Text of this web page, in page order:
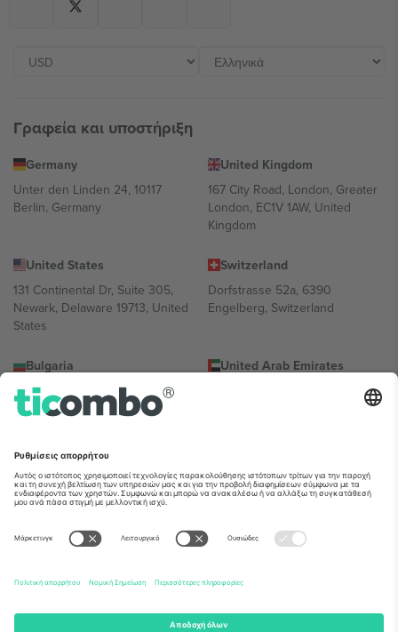
Γραφεία και υποστήριξη
Germany
Unter den Linden 24, 10117
Berlin, Germany
United Kingdom
167 City Road, London, Greater
London, EC1V 1AW, United
Kingdom
United States
131 Continental Dr, Suite 305,
Newark, Delaware 19713, United
States
Switzerland
Dorfstrasse 52a, 6390
Engelberg, Switzerland
Bulgaria
Regus Sofia City West, bul
Totleben 53-55, 1606 Sofia,
United Arab Emirates
UAE Dubai Silicon Oasis, DDP
Building A1, Office 302, Dubai,
Mexico
Av Chapultepec 360, Roma
Norte, Cuauhtémoc, 06700
Ciudad de México, CDMX,
Mexico
Η νομική οντότητα του παρόχου πλατφόρμας ενδέχεται να
τομέα. Για λεπτομέρειες ανατρέξτε στη σελίδα της συγκεκριμένης